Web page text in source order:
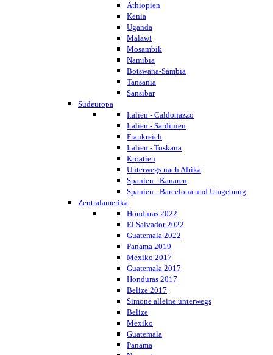
Äthiopien
Kenia
Uganda
Malawi
Mosambik
Namibia
Botswana-Sambia
Tansania
Sansibar
Südeuropa
Italien - Caldonazzo
Italien - Sardinien
Frankreich
Italien - Toskana
Kroatien
Unterwegs nach Afrika
Spanien - Kanaren
Spanien - Barcelona und Umgebung
Zentralamerika
Honduras 2022
El Salvador 2022
Guatemala 2022
Panama 2019
Mexiko 2017
Guatemala 2017
Honduras 2017
Belize 2017
Simone alleine unterwegs
Belize
Mexiko
Guatemala
Panama